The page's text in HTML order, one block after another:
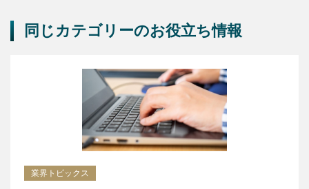
同じカテゴリーのお役立ち情報
業界トピックス